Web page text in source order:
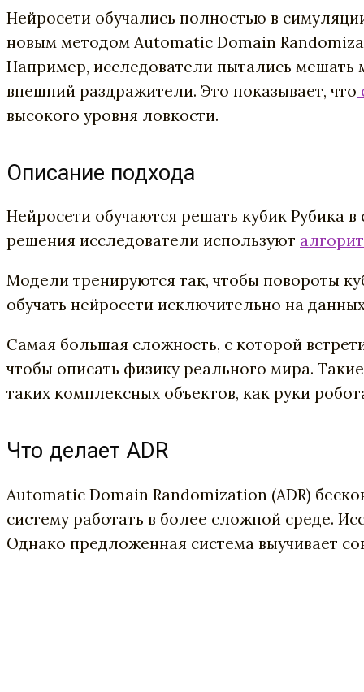
Нейросети обучались полностью в
новым методом Automatic Domain
Например, исследователи пытались
внешний раздражители. Это показывает, что
высокого уровня ловкости.
Описание подхода
Нейросети обучаются решать кубик Рубика
решения исследователи используют
Модели тренируются так, чтобы повороты
обучать нейросети исключительно на
Самая большая сложность, с которой
чтобы описать физику реального мира.
таких комплексных объектов, как руки
Что делает ADR
Automatic Domain Randomization (ADR)
систему работать в более сложной среде.
Однако предложенная система выучивает